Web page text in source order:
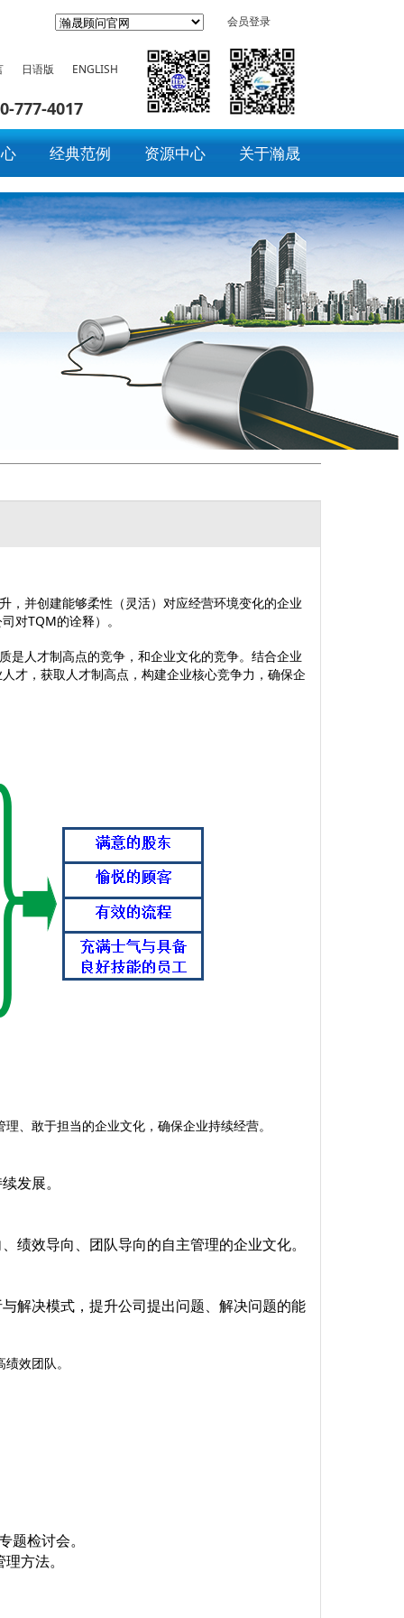
会员登录
日语版 ENGLISH
777-4017
经典范例 资源中心 关于瀚晟
并创建能够柔性（灵活）对应经营环境变化的企业
对TQM的诠释）。
是人才制高点的竞争，和企业文化的竞争。结合企业
才，获取人才制高点，构建企业核心竞争力，确保企
、敢于担当的企业文化，确保企业持续经营。
发展。
绩效导向、团队导向的自主管理的企业文化。
解决模式，提升公司提出问题、解决问题的能
效团队。
检讨会。
方法。